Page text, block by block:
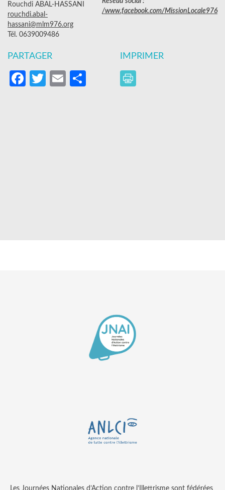
Rouchdi ABAL-HASSANI
rouchdi.abal-
hassani@mlm976.org
Tél. 0639009486
/www.facebook.com/MissionLocale976
PARTAGER
Facebook
Twitter
EmailPartager
IMPRIMER
Les Journées Nationales d’Action contre l’Illettrisme sont fédérées